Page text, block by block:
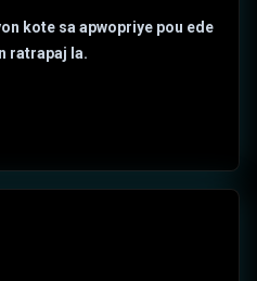
kote sa apwopriye pou ede
ratrapaj la.